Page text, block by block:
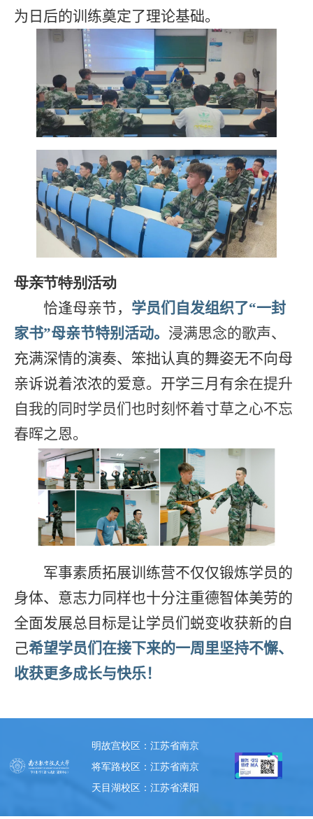
为日后的训练奠定了理论基础。
母亲节特别活动
恰逢母亲节， 学员们自发组织了“一封
家书”母亲节特别活动。 浸满思念的歌声、
充满深情的演奏、笨拙认真的舞姿无不向母
亲诉说着浓浓的爱意。开学三月有余在提升
自我的同时学员们也时刻怀着寸草之心不忘
春晖之恩。
军事素质拓展训练营不仅仅锻炼学员的
身体、意志力同样也十分注重德智体美劳的
全面发展总目标是让学员们蜕变收获新的自
己希望学员们在接下来的一周里坚持不懈、
收获更多成长与快乐！
明故宫校区：江苏省南京
市秦淮区御道街29号 邮政
编码: 210016
将军路校区：江苏省南京
市江宁区将军大道29号 邮
天目湖校区：江苏省溧阳